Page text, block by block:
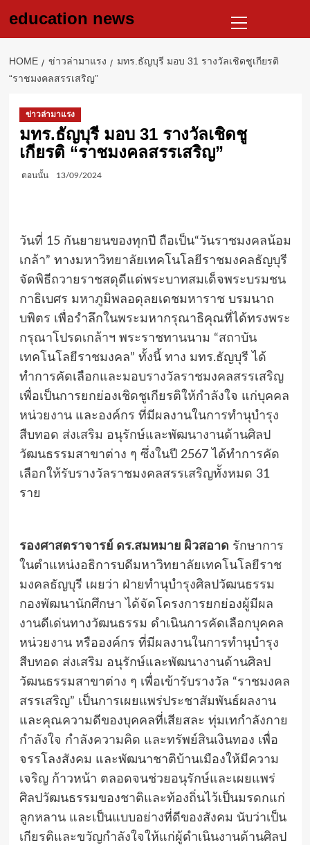
education news
Menu
HOME ข่าวล่ามาแรง
มทร.ธัญบุรี มอบ 31 รางวัลเชิดชูเกียรติ
“ราชมงคลสรรเสริญ”
ข่าวล่ามาแรง
มทร.ธัญบุรี มอบ 31 รางวัลเชิดชู
เกียรติ “ราชมงคลสรรเสริญ”
ตอนนั้น 13/09/2024
วันที่ 15 กันยายนของทุกปี ถือเป็น“วันราชมงคลน้อม
เกล้า” ทางมหาวิทยาลัยเทคโนโลยีราชมงคลธัญบุรี
จัดพิธีถวายราชสดุดีแด่พระบาทสมเด็จพระบรมชน
กาธิเบศร มหาภูมิพลอดุลยเดชมหาราช บรมนาถ
บพิตร เพื่อรำลึกในพระมหากรุณาธิคุณที่ได้ทรงพระ
กรุณาโปรดเกล้าฯ พระราชทานนาม “สถาบัน
เทคโนโลยีราชมงคล” ทั้งนี้ ทาง มทร.ธัญบุรี ได้
ทำการคัดเลือกและมอบรางวัลราชมงคลสรรเสริญ
เพื่อเป็นการยกย่องเชิดชูเกียรติให้กำลังใจ แก่บุคคล
หน่วยงาน และองค์กร ที่มีผลงานในการทำนุบำรุง
สืบทอด ส่งเสริม อนุรักษ์และพัฒนางานด้านศิลป
วัฒนธรรมสาขาต่าง ๆ ซึ่งในปี 2567 ได้ทำการคัด
เลือกให้รับรางวัลราชมงคลสรรเสริญทั้งหมด 31
ราย
รองศาสตราจารย์ ดร.สมหมาย ผิวสอาด รักษาการ
ในตำแหน่งอธิการบดีมหาวิทยาลัยเทคโนโลยีราช
มงคลธัญบุรี เผยว่า ฝ่ายทำนุบำรุงศิลปวัฒนธรรม
กองพัฒนานักศึกษา ได้จัดโครงการยกย่องผู้มีผล
งานดีเด่นทางวัฒนธรรม ดำเนินการคัดเลือกบุคคล
หน่วยงาน หรือองค์กร ที่มีผลงานในการทำนุบำรุง
สืบทอด ส่งเสริม อนุรักษ์และพัฒนางานด้านศิลป
วัฒนธรรมสาขาต่าง ๆ เพื่อเข้ารับรางวัล “ราชมงคล
สรรเสริญ” เป็นการเผยแพร่ประชาสัมพันธ์ผลงาน
และคุณความดีของบุคคลที่เสียสละ ทุ่มเทกำลังกาย
กำลังใจ กำลังความคิด และทรัพย์สินเงินทอง เพื่อ
จรรโลงสังคม และพัฒนาชาติบ้านเมืองให้มีความ
เจริญ ก้าวหน้า ตลอดจนช่วยอนุรักษ์และเผยแพร่
ศิลปวัฒนธรรมของชาติและท้องถิ่นไว้เป็นมรดกแก่
ลูกหลาน และเป็นแบบอย่างที่ดีของสังคม นับว่าเป็น
เกียรติและขวัญกำลังใจให้แก่ผู้ดำเนินงานด้านศิลป